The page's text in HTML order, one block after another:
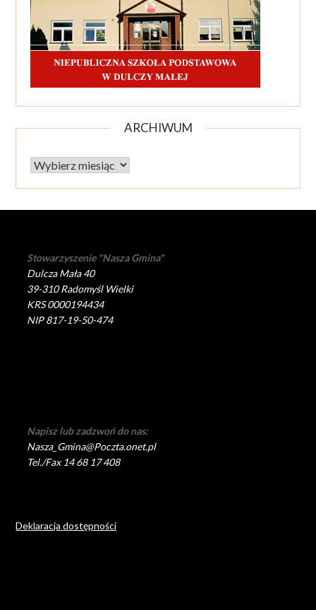
ARCHIWUM
Archiwum
Stowarzyszenie "Nasza Gmina"
Dulcza Mała 40
39-310 Radomyśl Wielki
KRS 0000194434
NIP 817-19-50-474
Napisz lub zadzwoń do nas:
Nasza_Gmina@Poczta.onet.pl
Tel./Fax 14 68 17 408
Deklaracja dostępności